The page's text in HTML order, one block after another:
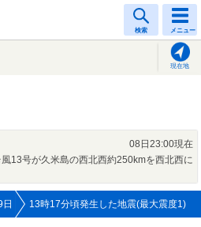
検索 メニュー
現在地
08日23:00現在
13号が久米島の西北西約250kmを西北西に
13時17分頃発生した地震(最大震度1)